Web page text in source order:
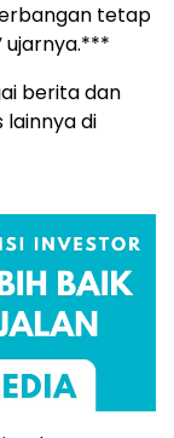
tetap
ujarnya.***
berita dan
lainnya di